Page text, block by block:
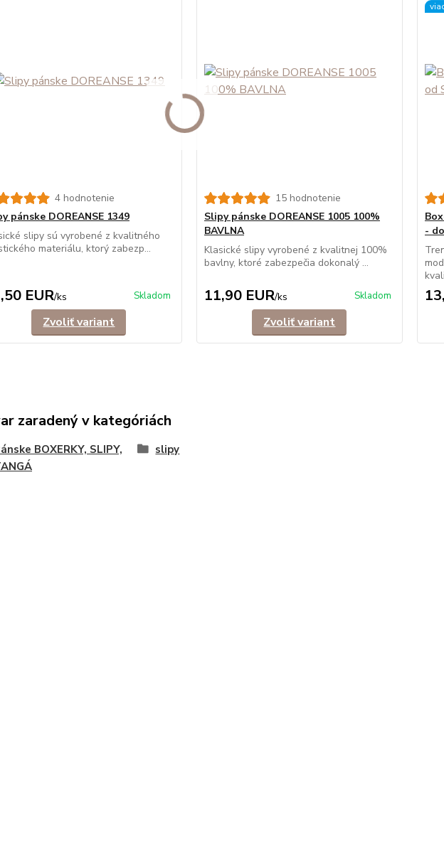
4 hodnotenie
pánske DOREANSE 1349
slipy sú vyrobené z kvalitného
materiálu, ktorý zabezp...
EUR/ks Skladom
Zvoliť variant
15 hodnotenie
Slipy pánske DOREANSE 1005 100%
BAVLNA
Klasické slipy vyrobené z kvalitnej 100%
bavlny, ktoré zabezpečia dokonalý ...
11,90 EUR/ks Skladom
Zvoliť variant
-
zaradený v kategóriách
BOXERKY, SLIPY,
slipy